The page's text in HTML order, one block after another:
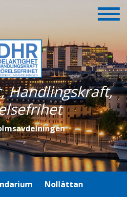
Handlingskraft,
Nollåttan